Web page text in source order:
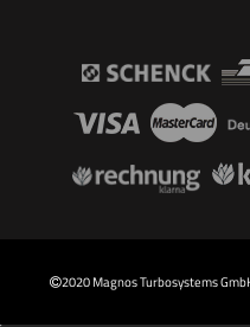
2020 Magnos Turbosystems